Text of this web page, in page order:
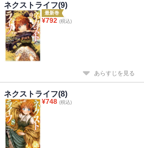
ネクストライフ(9)
最新巻
¥792 (税込)
あらすじを見る
ネクストライフ(8)
¥748 (税込)